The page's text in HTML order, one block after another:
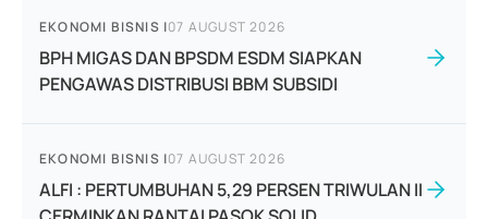
EKONOMI BISNIS |07 AUGUST 2026
BPH MIGAS DAN BPSDM ESDM SIAPKAN
PENGAWAS DISTRIBUSI BBM SUBSIDI
EKONOMI BISNIS |07 AUGUST 2026
ALFI : PERTUMBUHAN 5,29 PERSEN TRIWULAN II